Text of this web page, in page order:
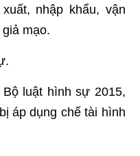
nhập khẩu, vận
mạo.
luật hình sự 2015,
áp dụng chế tài hình